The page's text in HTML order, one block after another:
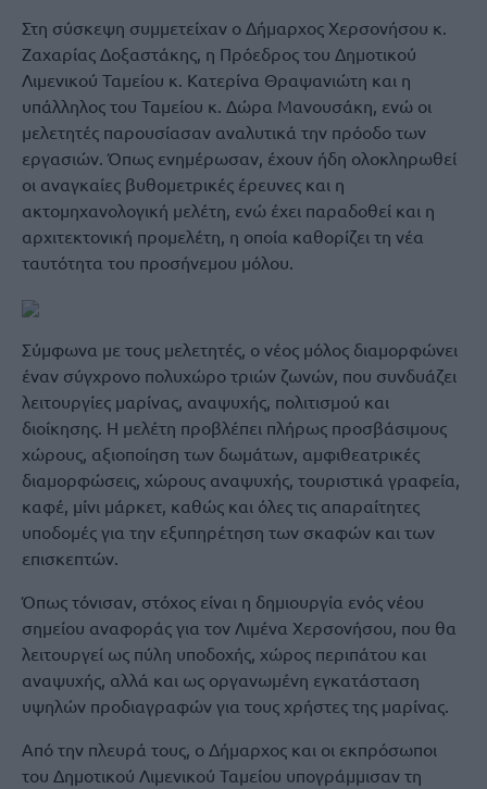
Στη σύσκεψη συμμετείχαν ο Δήμαρχος Χερσονήσου κ.
Ζαχαρίας Δοξαστάκης, η Πρόεδρος του Δημοτικού
Λιμενικού Ταμείου κ. Κατερίνα Θραψανιώτη και η
υπάλληλος του Ταμείου κ. Δώρα Μανουσάκη, ενώ οι
μελετητές παρουσίασαν αναλυτικά την πρόοδο των
εργασιών. Όπως ενημέρωσαν, έχουν ήδη ολοκληρωθεί
οι αναγκαίες βυθομετρικές έρευνες και η
ακτομηχανολογική μελέτη, ενώ έχει παραδοθεί και η
αρχιτεκτονική προμελέτη, η οποία καθορίζει τη νέα
ταυτότητα του προσήνεμου μόλου.
Σύμφωνα με τους μελετητές, ο νέος μόλος διαμορφώνει
έναν σύγχρονο πολυχώρο τριών ζωνών, που συνδυάζει
λειτουργίες μαρίνας, αναψυχής, πολιτισμού και
διοίκησης. Η μελέτη προβλέπει πλήρως προσβάσιμους
χώρους, αξιοποίηση των δωμάτων, αμφιθεατρικές
διαμορφώσεις, χώρους αναψυχής, τουριστικά γραφεία,
καφέ, μίνι μάρκετ, καθώς και όλες τις απαραίτητες
υποδομές για την εξυπηρέτηση των σκαφών και των
επισκεπτών.
Όπως τόνισαν, στόχος είναι η δημιουργία ενός νέου
σημείου αναφοράς για τον Λιμένα Χερσονήσου, που θα
λειτουργεί ως πύλη υποδοχής, χώρος περιπάτου και
αναψυχής, αλλά και ως οργανωμένη εγκατάσταση
υψηλών προδιαγραφών για τους χρήστες της μαρίνας.
Από την πλευρά τους, ο Δήμαρχος και οι εκπρόσωποι
του Δημοτικού Λιμενικού Ταμείου υπογράμμισαν τη